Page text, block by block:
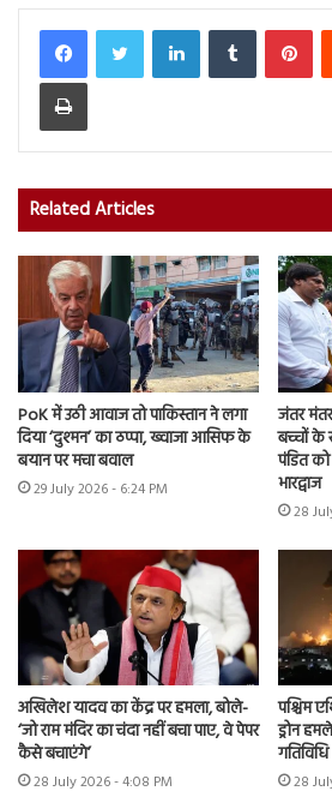
LinkedInTumblr
Print
Related Articles
PoK में उठी आवाज तो पाकिस्तान ने लगा
दिया ‘दुश्मन’ का ठप्पा, ख्वाजा आसिफ के
बयान पर मचा बवाल
29 July 2026 - 6:24 PM
जंतर
बच्चों के
पंडित
भारद्वाज
28
अखिलेश यादव का केंद्र पर हमला, बोले-
‘जो राम मंदिर का चंदा नहीं बचा पाए, वे पेपर
कैसे बचाएंगे’
28 July 2026 - 4:08 PM
पश्चिम
ड्रोन
गतिविधि
28